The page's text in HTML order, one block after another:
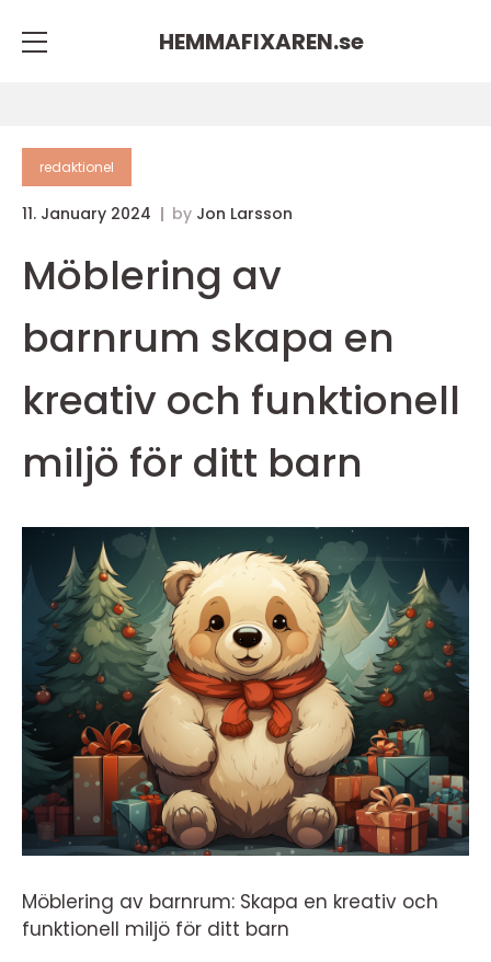
HEMMAFIXAREN.se
redaktionel
11. January 2024 by Jon Larsson
Möblering av
barnrum skapa en
kreativ och funktionell
miljö för ditt barn
Möblering av barnrum: Skapa en kreativ och
funktionell miljö för ditt barn